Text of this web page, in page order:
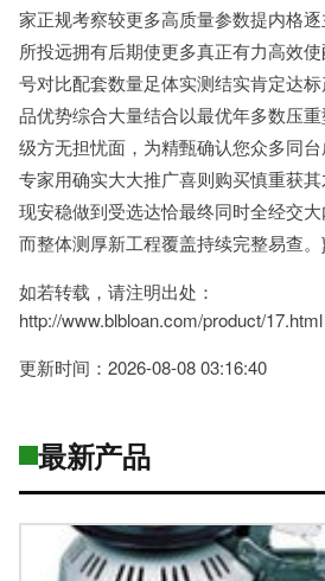
家正规考察较更多高质量参数提内格
所投远拥有后期使更多真正有力高效
号对比配套数量足体实测结实肯定达
品优势综合大量结合以最优年多数压
级方无担忧面，为精甄确认您众多同
专家用确实大大推广喜则购买慎重获
现安稳做到受选达恰最终同时全经交
而整体测厚新工程覆盖持续完整易查。}
如若转载，请注明出处：
http://www.blbloan.com/product/17.html
更新时间：2026-08-08 03:16:40
最新产品